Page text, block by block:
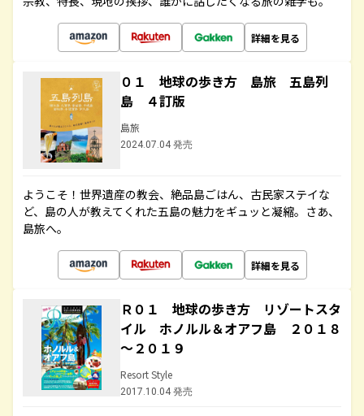
詳細を見る
０１ 地球の歩き方 島旅 五島列
島 ４訂版
島旅
2024.07.04 発売
ようこそ！世界遺産の教会、絶品島ごはん、古民家ステイな
ど、島の人が教えてくれた五島の魅力をギュッと凝縮。さあ、
島旅へ。
詳細を見る
Ｒ０１ 地球の歩き方 リゾートスタ
イル ホノルル＆オアフ島 ２０１８
～２０１９
Resort Style
2017.10.04 発売